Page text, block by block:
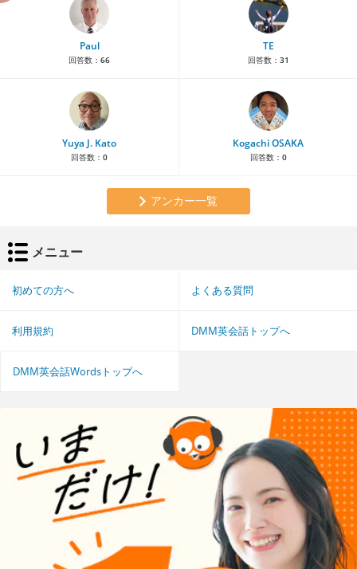
Paul
回答数： 66
TE
回答数： 31
Yuya J. Kato
回答数： 0
Kogachi OSAKA
回答数： 0
アンカー一覧
メニュー
初めての方へ よくある質問
利用規約 DMM英会話トップへ
DMM英会話Wordsトップへ